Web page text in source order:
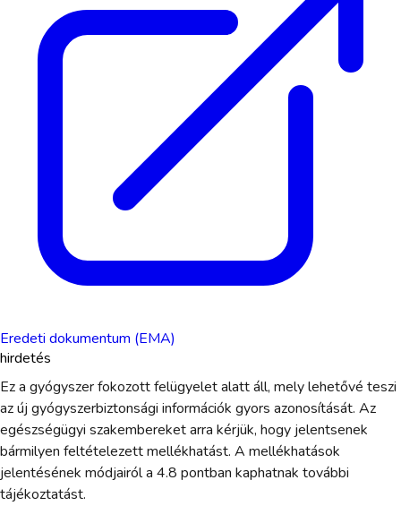
Eredeti dokumentum (EMA)
hirdetés
Ez a gyógyszer fokozott felügyelet alatt áll, mely lehetővé teszi
az új gyógyszerbiztonsági információk gyors azonosítását. Az
egészségügyi szakembereket arra kérjük, hogy jelentsenek
bármilyen feltételezett mellékhatást. A mellékhatások
jelentésének módjairól a 4.8 pontban kaphatnak további
tájékoztatást.